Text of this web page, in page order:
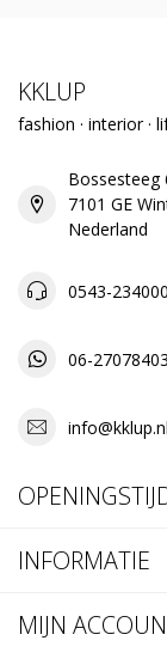
KKLUP
fashion · interior ·
Bossesteeg
7101 GE
Nederland
0543-234000
06-27078403
info@kklup.nl
INFORMATIE
MIJN